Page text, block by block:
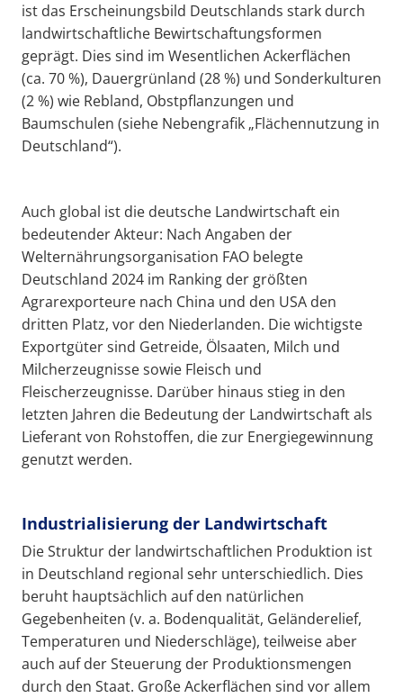
ist das Erscheinungsbild Deutschlands stark durch
landwirtschaftliche Bewirtschaftungsformen
geprägt. Dies sind im Wesentlichen Ackerflächen
(ca. 70 %), Dauergrünland (28 %) und Sonderkulturen
(2 %) wie Rebland, Obstpflanzungen und
Baumschulen (siehe Nebengrafik „Flächennutzung in
Deutschland“).
Auch global ist die deutsche Landwirtschaft ein
bedeutender Akteur: Nach Angaben der
Welternährungsorganisation FAO belegte
Deutschland 2024 im Ranking der größten
Agrarexporteure nach China und den USA den
dritten Platz, vor den Niederlanden. Die wichtigste
Exportgüter sind Getreide, Ölsaaten, Milch und
Milcherzeugnisse sowie Fleisch und
Fleischerzeugnisse. Darüber hinaus stieg in den
letzten Jahren die Bedeutung der Landwirtschaft als
Lieferant von Rohstoffen, die zur Energiegewinnung
genutzt werden.
Industrialisierung der Landwirtschaft
Die Struktur der landwirtschaftlichen Produktion ist
in Deutschland regional sehr unterschiedlich. Dies
beruht hauptsächlich auf den natürlichen
Gegebenheiten (v. a. Bodenqualität, Geländerelief,
Temperaturen und Niederschläge), teilweise aber
auch auf der Steuerung der Produktionsmengen
durch den Staat. Große Ackerflächen sind vor allem